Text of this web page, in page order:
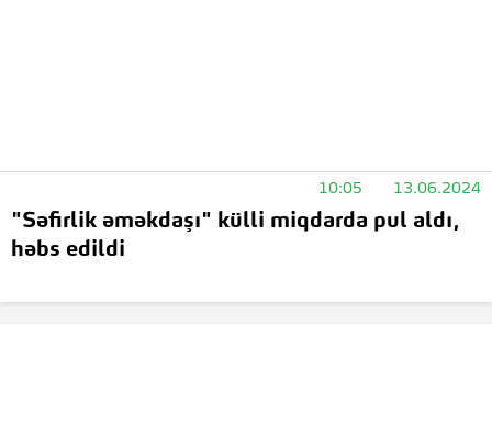
10:05 13.06.2024
"Səfirlik əməkdaşı" külli miqdarda pul aldı,
həbs edildi